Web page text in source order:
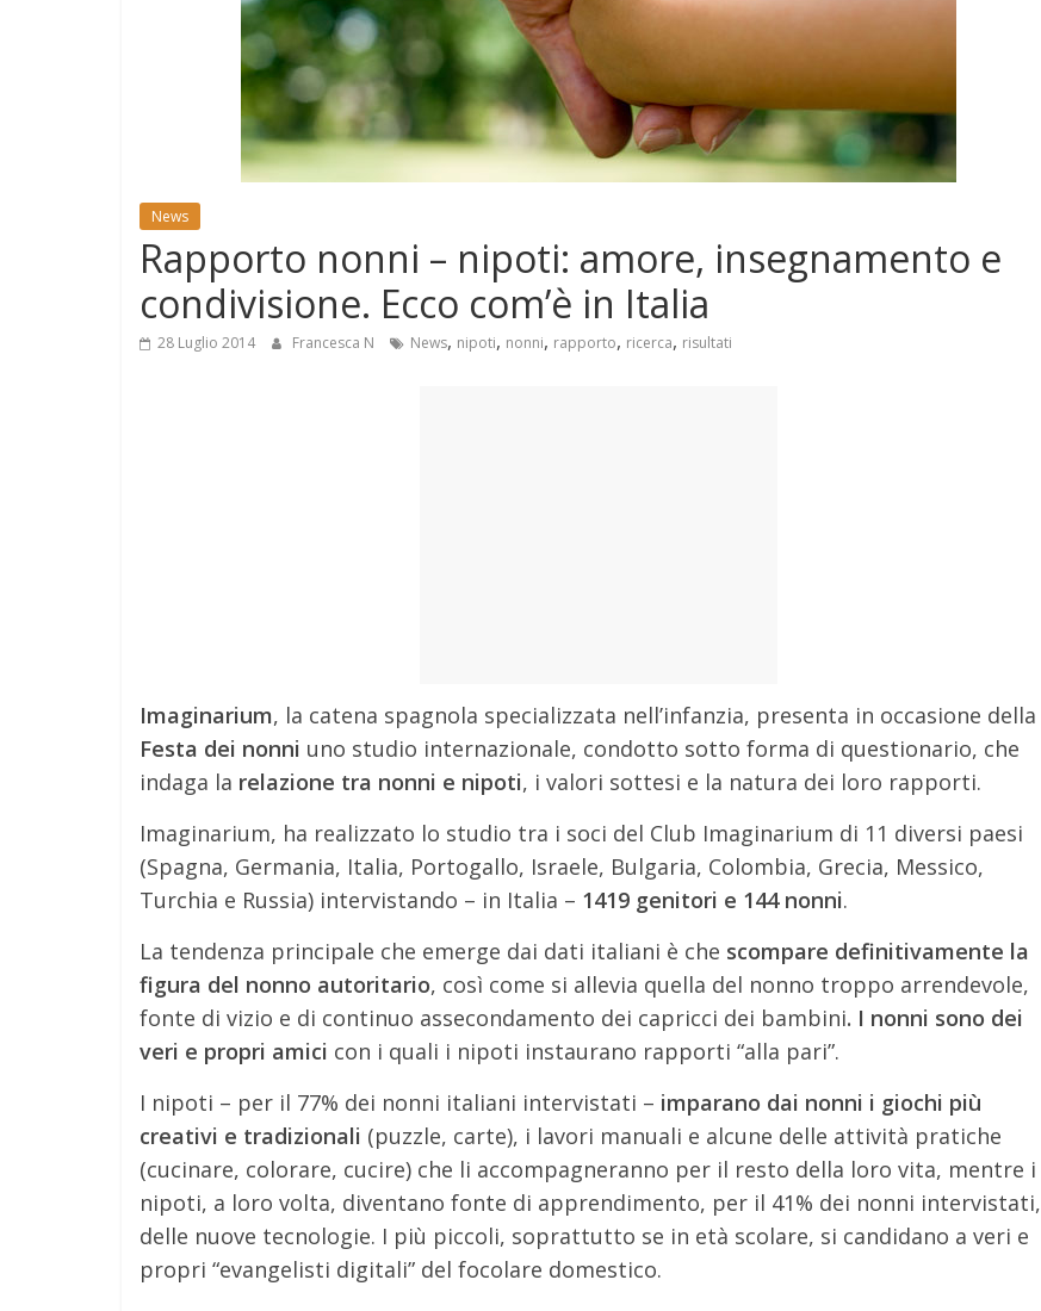
News
Rapporto nonni – nipoti: amore, insegnamento e
condivisione. Ecco com’è in Italia
28 Luglio 2014 Francesca N News, nipoti, nonni, rapporto, ricerca, risultati
Imaginarium, la catena spagnola specializzata nell’infanzia, presenta in occasione della
Festa dei nonni uno studio internazionale, condotto sotto forma di questionario, che
indaga la relazione tra nonni e nipoti, i valori sottesi e la natura dei loro rapporti.
Imaginarium, ha realizzato lo studio tra i soci del Club Imaginarium di 11 diversi paesi
(Spagna, Germania, Italia, Portogallo, Israele, Bulgaria, Colombia, Grecia, Messico,
Turchia e Russia) intervistando – in Italia – 1419 genitori e 144 nonni.
La tendenza principale che emerge dai dati italiani è che scompare definitivamente la
figura del nonno autoritario, così come si allevia quella del nonno troppo arrendevole,
fonte di vizio e di continuo assecondamento dei capricci dei bambini. I nonni sono dei
veri e propri amici con i quali i nipoti instaurano rapporti “alla pari”.
I nipoti – per il 77% dei nonni italiani intervistati – imparano dai nonni i giochi più
creativi e tradizionali (puzzle, carte), i lavori manuali e alcune delle attività pratiche
(cucinare, colorare, cucire) che li accompagneranno per il resto della loro vita, mentre i
nipoti, a loro volta, diventano fonte di apprendimento, per il 41% dei nonni intervistati,
delle nuove tecnologie. I più piccoli, soprattutto se in età scolare, si candidano a veri e
propri “evangelisti digitali” del focolare domestico.